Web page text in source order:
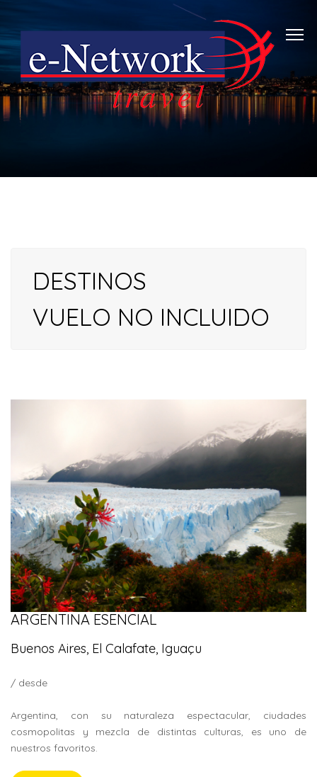
DESTINOS
VUELO NO INCLUIDO
ARGENTINA ESENCIAL
Buenos Aires, El Calafate, Iguaçu
/ desde
Argentina, con su naturaleza espectacular, ciudades
cosmopolitas y mezcla de distintas culturas, es uno de
nuestros favoritos.